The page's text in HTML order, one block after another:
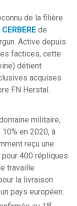
de la filière
de
Active depuis
factices, cette
détient
acquises
FN Herstal.
militaire,
en 2020, à
reçu une
pour 400 répliques
travaille
la livraison
pays européen.
er